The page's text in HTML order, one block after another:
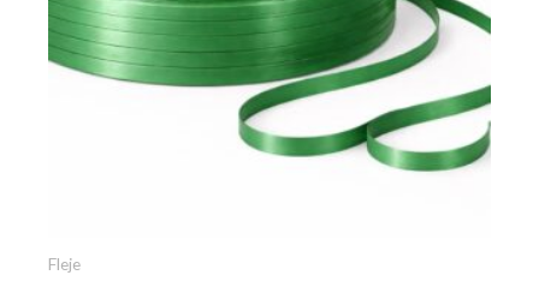
Fleje
se
pueden
elegir
la